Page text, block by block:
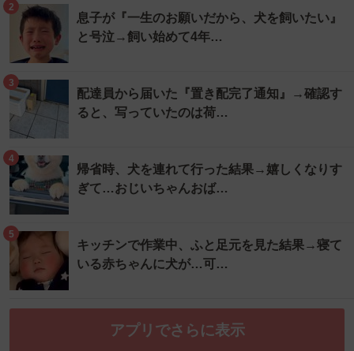
2
息子が『一生のお願いだから、犬を飼いたい』
と号泣→飼い始めて4年…
3
配達員から届いた『置き配完了通知』→確認す
ると、写っていたのは荷…
4
帰省時、犬を連れて行った結果→嬉しくなりす
ぎて…おじいちゃんおば…
5
キッチンで作業中、ふと足元を見た結果→寝て
いる赤ちゃんに犬が…可…
アプリでさらに表示